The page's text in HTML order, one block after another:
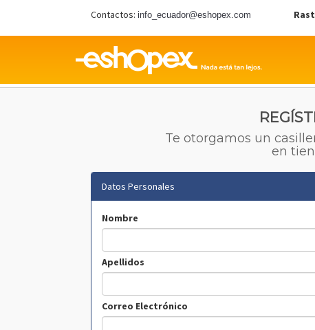
Contactos: info_ecuador@eshopex.com
Te otorgamos un
en
Datos Personales
Nombre
Apellidos
Correo Electrónico